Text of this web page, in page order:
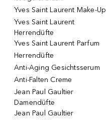
Yves Saint Laurent Make-Up
Yves Saint Laurent
Herrendüfte
Yves Saint Laurent Parfum
Herrendüfte
Anti-Aging Gesichtsserum
Anti-Falten Creme
Jean Paul Gaultier
Damendüfte
Jean Paul Gaultier